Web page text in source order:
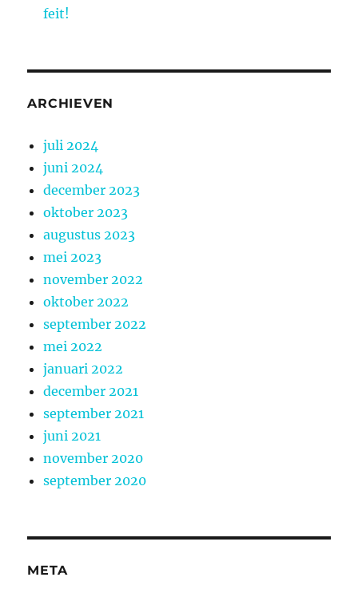
feit!
ARCHIEVEN
juli 2024
juni 2024
december 2023
oktober 2023
augustus 2023
mei 2023
november 2022
oktober 2022
september 2022
mei 2022
januari 2022
december 2021
september 2021
juni 2021
november 2020
september 2020
META